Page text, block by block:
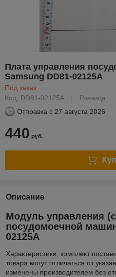
Плата управления
Samsung DD81-02125A
Под заказ
Код: DD81-02125A
Розница
Отправка с 27 августа 2026
440 руб.
Описание
Модуль управления
посудомоечной
02125A
Xарактеристики, комплект
товара могут отличаться от
изменены производителем без